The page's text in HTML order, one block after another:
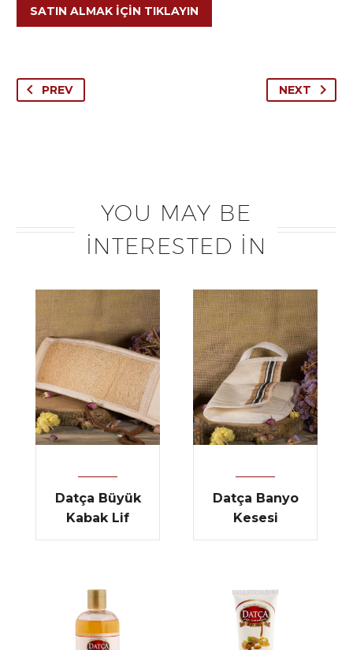
SATIN ALMAK İÇIN TIKLAYIN
PREV NEXT
YOU MAY BE
INTERESTED IN
Datça Büyük
Kabak Lif
Datça Banyo
Kesesi